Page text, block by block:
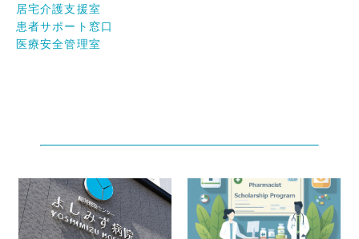
居宅介護支援室
患者サポート窓口
医療安全管理室